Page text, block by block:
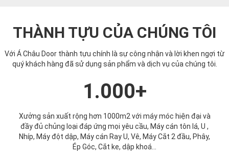
THÀNH TỰU CỦA CHÚNG TÔI
Với Á Châu Door thành tựu chính là sự công nhận và lời khen ngợi từ
quý khách hàng đã sử dụng sản phẩm và dịch vụ của chúng tôi.
1.000+
Xưởng sản xuất rộng hơn 1000m2 với máy móc hiện đại và
đầy đủ chủng loại đáp ứng mọi yêu cầu, Máy cán tôn lá, U ,
Nhíp, Máy đột dập, Máy cán Ray U, Vê, Máy Cắt 2 đầu, Phây,
Ép Góc, Cắt ke, dập khoá...